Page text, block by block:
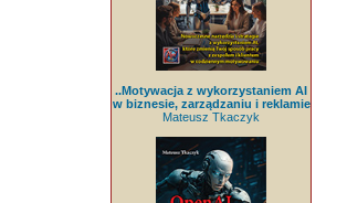
..Motywacja z wykorzystaniem AI
w biznesie, zarządzaniu i reklamie
Mateusz Tkaczyk